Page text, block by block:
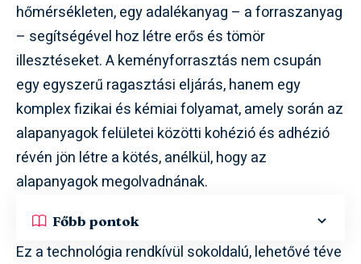
hőmérsékleten, egy adalékanyag – a forraszanyag
– segítségével hoz létre erős és tömör
illesztéseket. A keményforrasztás nem csupán
egy egyszerű ragasztási eljárás, hanem egy
komplex fizikai és kémiai folyamat, amely során az
alapanyagok felületei közötti kohézió és adhézió
révén jön létre a kötés, anélkül, hogy az
alapanyagok megolvadnának.
Főbb pontok
Ez a technológia rendkívül sokoldalú, lehetővé téve